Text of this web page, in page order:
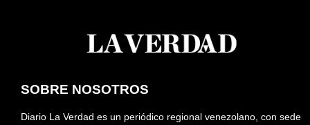
SOBRE NOSOTROS
Diario La Verdad es un periódico regional venezolano, con sede